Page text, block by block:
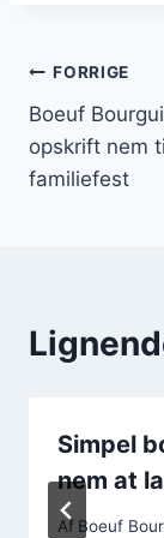
FORRIGE
Boeuf
opskrift nem
familiefest
Simpel
nem at
Af Boeuf